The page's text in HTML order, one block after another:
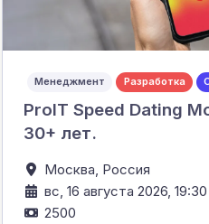
Менеджмент Разработка
ProIT Speed Dating
30+ лет.
Москва, Россия
вс, 16 августа 2026,
2500